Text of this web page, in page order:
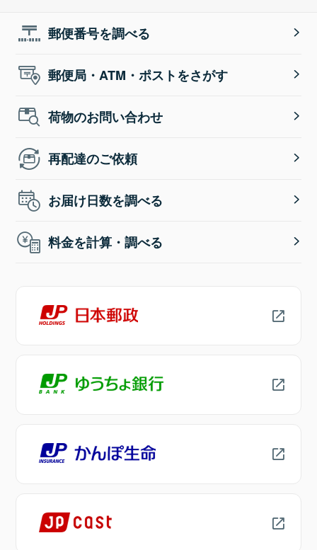
郵便番号を調べる
郵便局・ATM・ポストをさがす
荷物のお問い合わせ
再配達のご依頼
お届け日数を調べる
料金を計算・調べる